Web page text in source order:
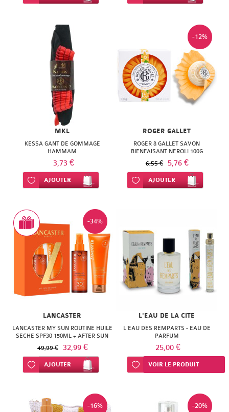
MKL
KESSA GANT DE GOMMAGE
HAMMAM
3,73 €
Ajouter à ma liste d’envie
AJOUTER
-12%
ROGER GALLET
ROGER & GALLET SAVON
BIENFAISANT NEROLI 100G
6,55 € 5,76 €
Ajouter à ma liste d’envie
AJOUTER
-34%
LANCASTER
LANCASTER MY SUN ROUTINE HUILE
SECHE SPF30 150ML + AFTER SUN
LOTION 125ML
49,99 € 32,99 €
Ajouter à ma liste d’envie
AJOUTER
L'EAU DE LA CITE
L'EAU DES REMPARTS - EAU DE
PARFUM
25,00 €
Ajouter à ma liste d’envie
VOIR LE PRODUIT
-16% -20%